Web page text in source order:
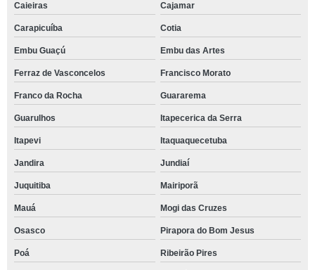
Caieiras Cajamar
Carapicuíba Cotia
Embu Guaçú Embu das Artes
Ferraz de Vasconcelos Francisco Morato
Franco da Rocha Guararema
Guarulhos Itapecerica da Serra
Itapevi Itaquaquecetuba
Jandira Jundiaí
Juquitiba Mairiporã
Mauá Mogi das Cruzes
Osasco Pirapora do Bom Jesus
Poá Ribeirão Pires